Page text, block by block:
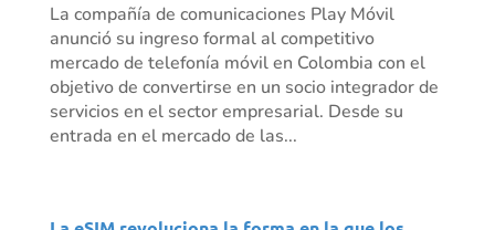
La compañía de comunicaciones Play Móvil
anunció su ingreso formal al competitivo
mercado de telefonía móvil en Colombia con el
objetivo de convertirse en un socio integrador de
servicios en el sector empresarial. Desde su
entrada en el mercado de las...